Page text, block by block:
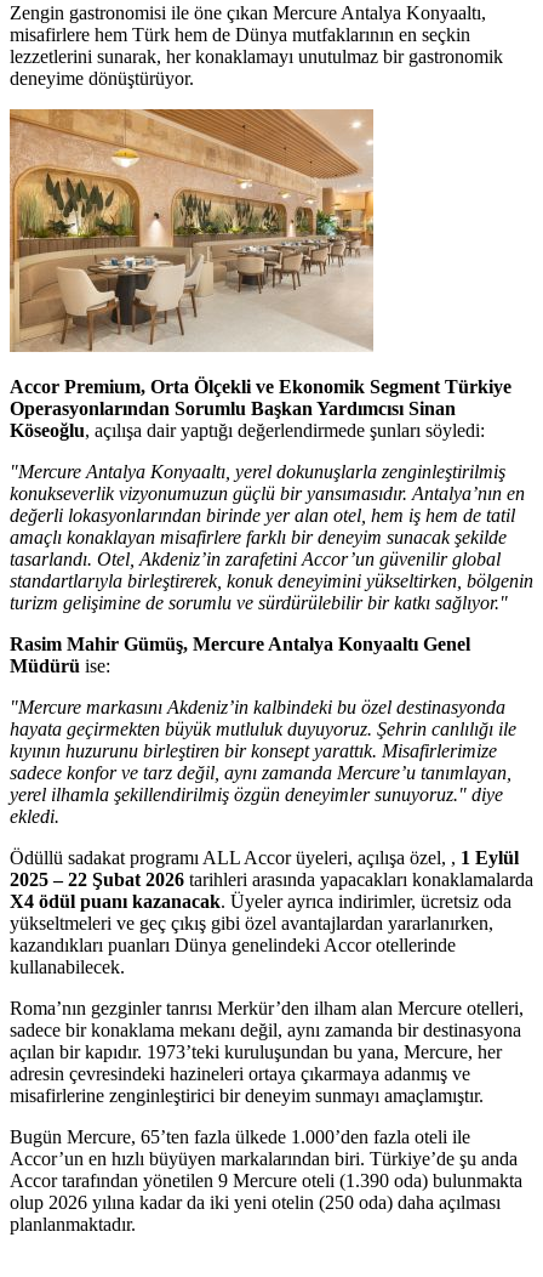
Zengin gastronomisi ile öne çıkan Mercure Antalya Konyaaltı,
misafirlere hem Türk hem de Dünya mutfaklarının en seçkin
lezzetlerini sunarak, her konaklamayı unutulmaz bir gastronomik
deneyime dönüştürüyor.
Accor Premium, Orta Ölçekli ve Ekonomik Segment Türkiye
Operasyonlarından Sorumlu Başkan Yardımcısı Sinan
Köseoğlu, açılışa dair yaptığı değerlendirmede şunları söyledi:
"Mercure Antalya Konyaaltı, yerel dokunuşlarla zenginleştirilmiş
konukseverlik vizyonumuzun güçlü bir yansımasıdır. Antalya’nın en
değerli lokasyonlarından birinde yer alan otel, hem iş hem de tatil
amaçlı konaklayan misafirlere farklı bir deneyim sunacak şekilde
tasarlandı. Otel, Akdeniz’in zarafetini Accor’un güvenilir global
standartlarıyla birleştirerek, konuk deneyimini yükseltirken, bölgenin
turizm gelişimine de sorumlu ve sürdürülebilir bir katkı sağlıyor."
Rasim Mahir Gümüş, Mercure Antalya Konyaaltı Genel
Müdürü ise:
"Mercure markasını Akdeniz’in kalbindeki bu özel destinasyonda
hayata geçirmekten büyük mutluluk duyuyoruz. Şehrin canlılığı ile
kıyının huzurunu birleştiren bir konsept yarattık. Misafirlerimize
sadece konfor ve tarz değil, aynı zamanda Mercure’u tanımlayan,
yerel ilhamla şekillendirilmiş özgün deneyimler sunuyoruz." diye
ekledi.
Ödüllü sadakat programı ALL Accor üyeleri, açılışa özel, , 1 Eylül
2025 – 22 Şubat 2026 tarihleri arasında yapacakları konaklamalarda
X4 ödül puanı kazanacak. Üyeler ayrıca indirimler, ücretsiz oda
yükseltmeleri ve geç çıkış gibi özel avantajlardan yararlanırken,
kazandıkları puanları Dünya genelindeki Accor otellerinde
kullanabilecek.
Roma’nın gezginler tanrısı Merkür’den ilham alan Mercure otelleri,
sadece bir konaklama mekanı değil, aynı zamanda bir destinasyona
açılan bir kapıdır. 1973’teki kuruluşundan bu yana, Mercure, her
adresin çevresindeki hazineleri ortaya çıkarmaya adanmış ve
misafirlerine zenginleştirici bir deneyim sunmayı amaçlamıştır.
Bugün Mercure, 65’ten fazla ülkede 1.000’den fazla oteli ile
Accor’un en hızlı büyüyen markalarından biri. Türkiye’de şu anda
Accor tarafından yönetilen 9 Mercure oteli (1.390 oda) bulunmakta
olup 2026 yılına kadar da iki yeni otelin (250 oda) daha açılması
planlanmaktadır.